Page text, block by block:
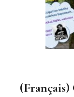
(Français)